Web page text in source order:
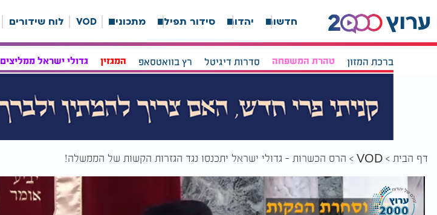
חדשות יהדות סידור תפילה מתכונים VOD לוח שידורים
ברכת המזון טהרת המשפחה סדרות דיגיטל רץ בוואטסאפ המגזין גדולי ישראל ממליצים
דף הבית VOD הרס הכשרות - גדולי ישראל יתכנסו נגד הגזרות הקשות של הממשלה!